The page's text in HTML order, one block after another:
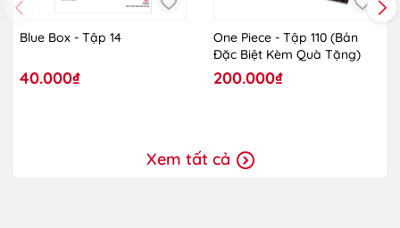
Blue Box - Tập 14
40.000₫
One Piece - Tập 110 (Bản
Đặc Biệt Kèm Quà Tặng)
200.000₫
Xem tất cả